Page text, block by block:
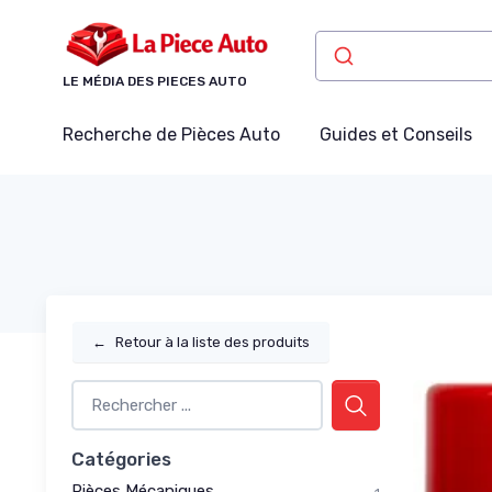
LE MÉDIA DES PIECES AUTO
Recherche de Pièces Auto Guides et Conseils
← Retour à la liste des produits
Catégories